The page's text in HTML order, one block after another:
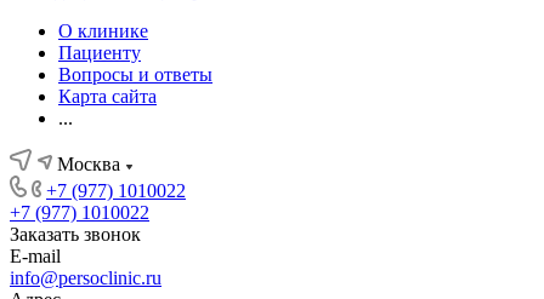
О клинике
Пациенту
Вопросы и ответы
Карта сайта
...
Москва
+7 (977) 1010022
+7 (977) 1010022
Заказать звонок
E-mail
info@persoclinic.ru